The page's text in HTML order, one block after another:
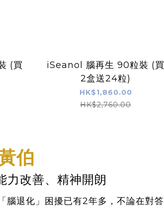
(買
iSeanol 腦再生 90粒裝 (買
2盒送24粒)
HK$1,860.00
HK$2,760.00
伯
力改善、精神開朗
腦退化」困擾已有2年多，不論在對答